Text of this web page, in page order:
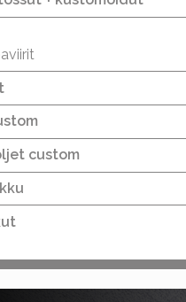
custom